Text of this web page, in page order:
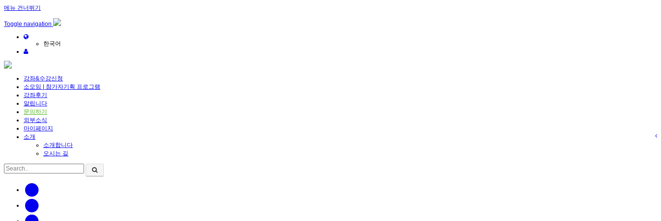
메뉴 건너뛰기
Toggle navigation
한국어
강좌&수강신청
소모임 | 참가자기획 프로그램
강좌후기
알립니다
문의하기
외부소식
마이페이지
소개
소개합니다
오시는 길